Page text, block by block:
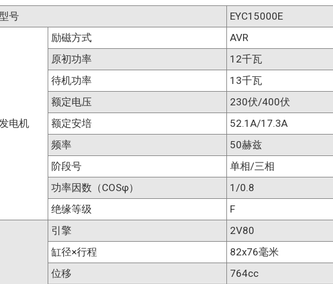
号 EYC15000E
电机
励磁方式
AVR
原初功率
12千瓦
待机功率
13千瓦
额定电压
230伏/400伏
额定安培
52.1A/17.3A
频率
50赫兹
阶段号
单相/三相
功率因数（COSφ）
1/0.8
绝缘等级
F
引擎
2V80
缸径×行程
82x76毫米
位移
764cc